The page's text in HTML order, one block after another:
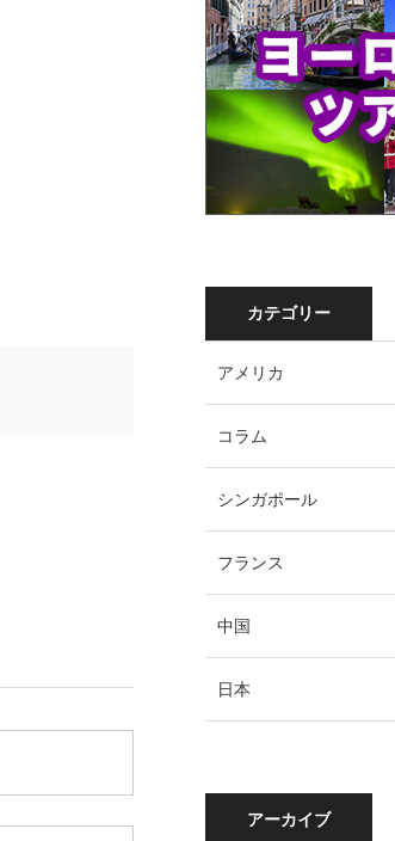
カテゴリー
アメリカ
コラム
シンガポール
フランス
中国
日本
アーカイブ